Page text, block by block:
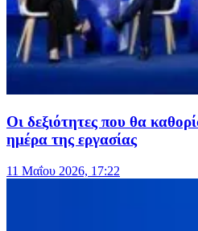
Οι δεξιότητες που θα
ημέρα της εργασίας
11 Μαΐου 2026, 17:22